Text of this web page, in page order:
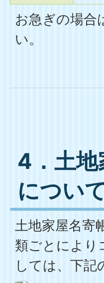
お急ぎの場合
い。
4．土地
につい
土地家屋名寄
類ごとにより
しては、下記